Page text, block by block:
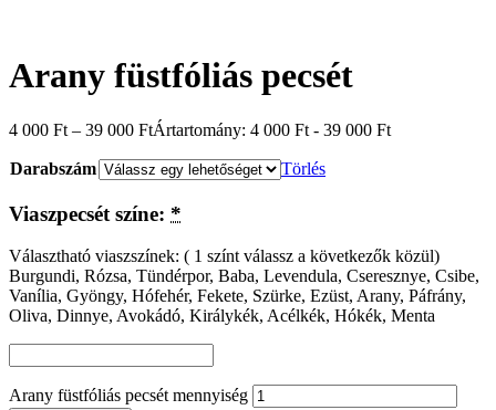
Arany füstfóliás pecsét
4 000 Ft – 39 000 FtÁrtartomány: 4 000 Ft - 39 000 Ft
Darabszám Törlés
Viaszpecsét színe: *
Választható viaszszínek: ( 1 színt válassz a következők közül)
Burgundi, Rózsa, Tündérpor, Baba, Levendula, Cseresznye, Csibe,
Vanília, Gyöngy, Hófehér, Fekete, Szürke, Ezüst, Arany, Páfrány,
Oliva, Dinnye, Avokádó, Királykék, Acélkék, Hókék, Menta
Arany füstfóliás pecsét mennyiség